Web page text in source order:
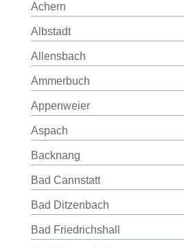
Achern
Albstadt
Allensbach
Ammerbuch
Appenweier
Aspach
Backnang
Bad Cannstatt
Bad Ditzenbach
Bad Friedrichshall